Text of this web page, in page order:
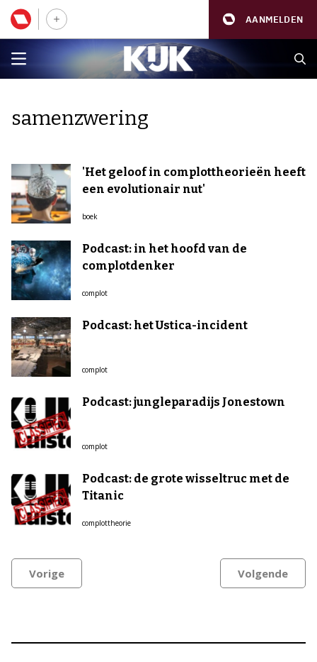
AANMELDEN
samenzwering
'Het geloof in complottheorieën heeft
een evolutionair nut'
boek
Podcast: in het hoofd van de
complotdenker
complot
Podcast: het Ustica-incident
complot
Podcast: jungleparadijs Jonestown
complot
Podcast: de grote wisseltruc met de
Titanic
complottheorie
Vorige Volgende